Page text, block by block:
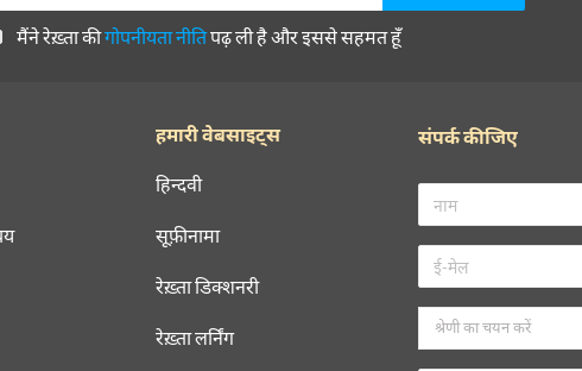
मैंने रेख़्ता कीगोपनीयता नीतिपढ़ ली है और इससे सहमत हूँ
हमारी वेबसाइट्स
हिन्दवी
सूफ़ीनामा
रेख़्ता डिक्शनरी
रेख़्ता लर्निंग
संपर्क कीजिए